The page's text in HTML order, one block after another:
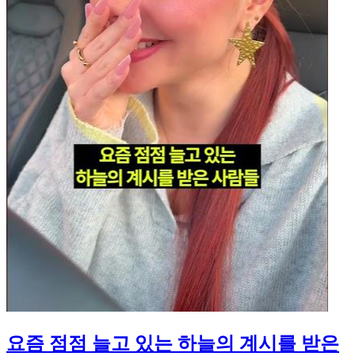
요즘 점점 늘고 있는 하늘의 계시를 받은